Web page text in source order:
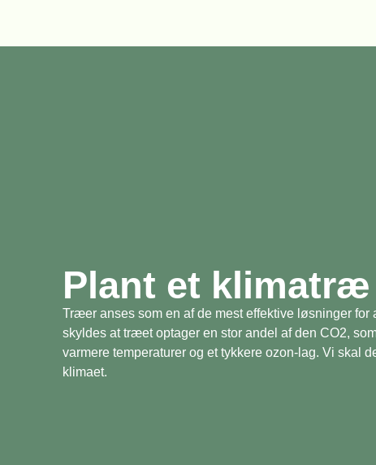
Plant et klimatræ
Træer anses som en af de mest effektive løsninger for
skyldes at træet optager en stor andel af den CO2,
varmere temperaturer og et tykkere ozon-lag. Vi skal
klimaet.